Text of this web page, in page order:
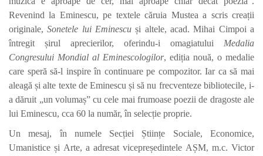
Revenind la Eminescu, pe textele căruia Mustea a scris creații
originale,Sonetele lui Eminescu și altele, acad. Mihai Cimpoi a
întregit șirul aprecierilor, oferindu-i omagiatului Medalia
Congresului Mondial al Eminescologilor, ediția nouă, o medalie
care speră să-l inspire în continuare pe compozitor. Iar ca să mai
aleagă și alte texte de Eminescu și să nu frecventeze bibliotecile, i-
a dăruit „un volumaș” cu cele mai frumoase poezii de dragoste ale
lui Eminescu, cca 60 la număr, în selecție proprie.
Un mesaj, în numele Secției Științe Sociale, Economice,
Umanistice și Arte, a adresat vicepreședintele AȘM, m.c. Victor